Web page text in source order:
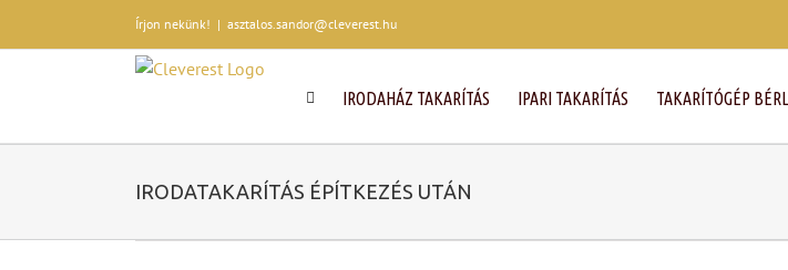
Írjon nekünk! | asztalos.sandor@cleverest.hu
IRODAHÁZ TAKARÍTÁS IPARI TAKARÍTÁS TAKARÍTÓGÉP
IRODATAKARÍTÁS ÉPÍTKEZÉS UTÁN